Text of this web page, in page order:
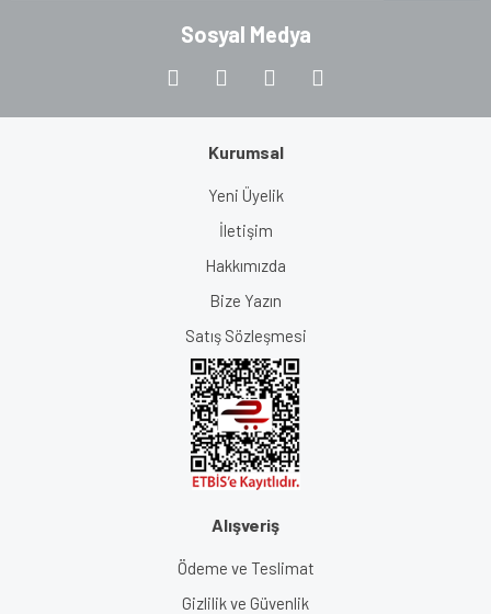
Sosyal Medya
Kurumsal
Yeni Üyelik
İletişim
Hakkımızda
Bize Yazın
Satış Sözleşmesi
Alışveriş
Ödeme ve Teslimat
Gizlilik ve Güvenlik